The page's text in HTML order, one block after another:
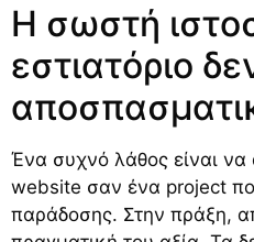
Η σωστή
εστιατόριο
Ένα συχνό λάθος είναι να
website σαν ένα project
παράδοσης. Στην πράξη,